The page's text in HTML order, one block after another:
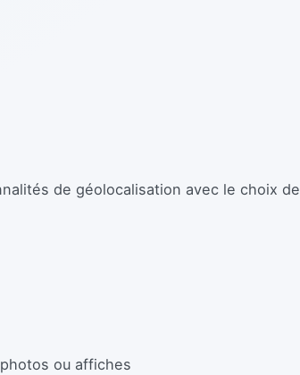
de géolocalisation avec le choix de
ou affiches